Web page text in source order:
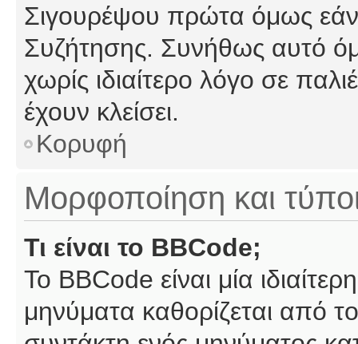
Σιγουρέψου πρώτα όμως εάν
Συζήτησης. Συνήθως αυτό
χωρίς ιδιαίτερο λόγο σε
έχουν κλείσει.
Κορυφή
Μορφοποίηση και
Τι είναι το BBCode;
Το BBCode είναι μία
μηνύματα καθορίζεται από